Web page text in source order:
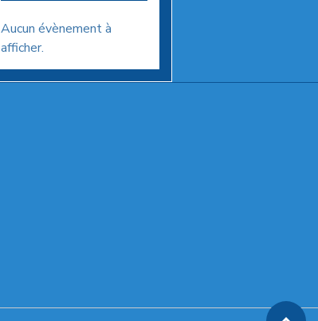
Aucun évènement à
afficher.